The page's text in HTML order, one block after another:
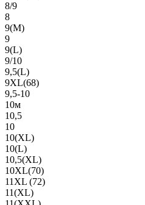
8/9
8
9(М)
9
9(L)
9/10
9,5(L)
9XL(68)
9,5-10
10м
10,5
10
10(XL)
10(L)
10,5(XL)
10XL(70)
11XL (72)
11(XL)